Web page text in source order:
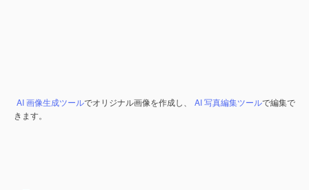
AI 画像生成ツールでオリジナル画像を作成し、 AI 写真編集ツールで編集で
きます。